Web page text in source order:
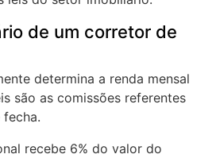
de um corretor de
determina a renda mensal
são as comissões referentes
recebe 6% do valor do